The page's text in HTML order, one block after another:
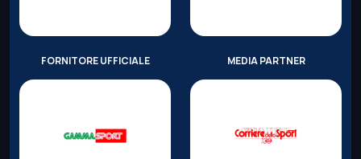
FORNITORE UFFICIALE MEDIA PARTNER